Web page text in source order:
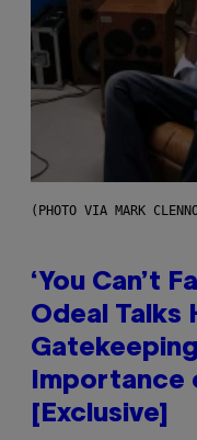
(PHOTO VIA MARK
‘You Can’t
Odeal Talks
Importance
[Exclusive]